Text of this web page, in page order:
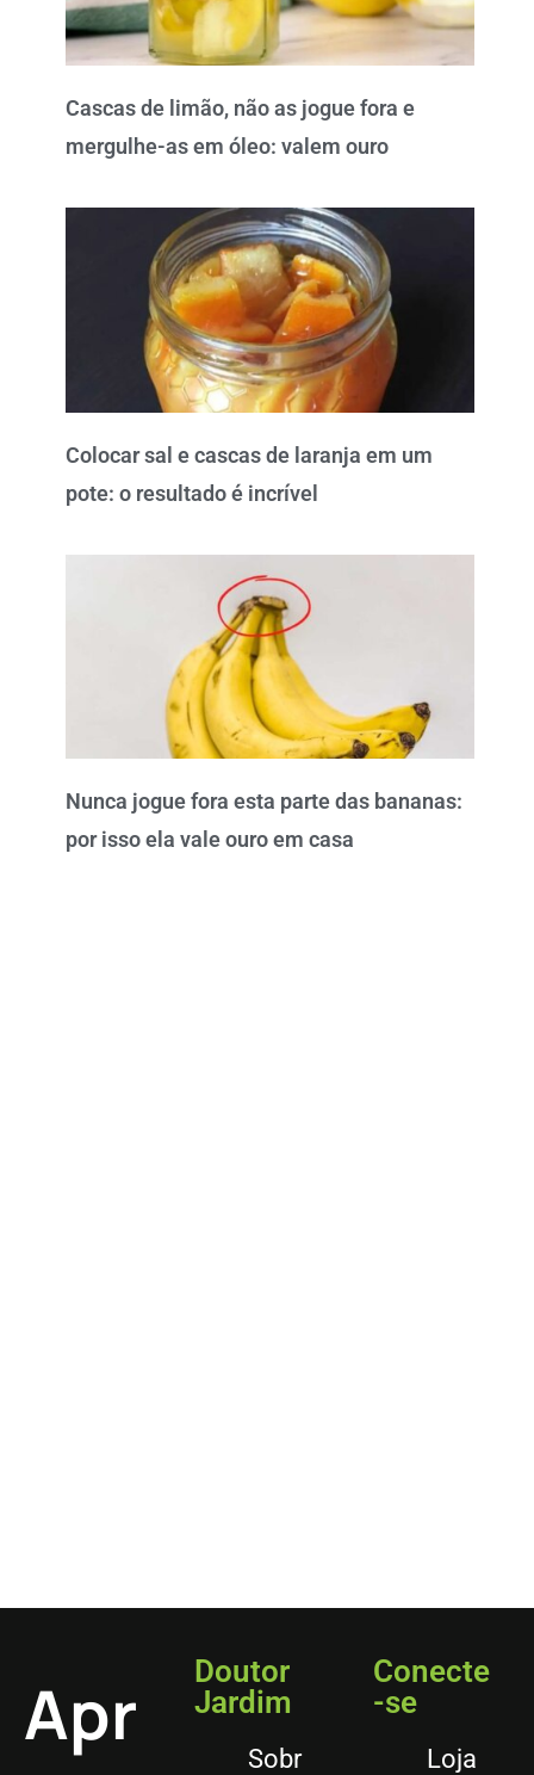
Cascas de limão, não as jogue fora e
mergulhe-as em óleo: valem ouro
Colocar sal e cascas de laranja em um
pote: o resultado é incrível
Nunca jogue fora esta parte das bananas:
por isso ela vale ouro em casa
Apr
Doutor
Jardim
Sobr
Conecte
-se
Loja